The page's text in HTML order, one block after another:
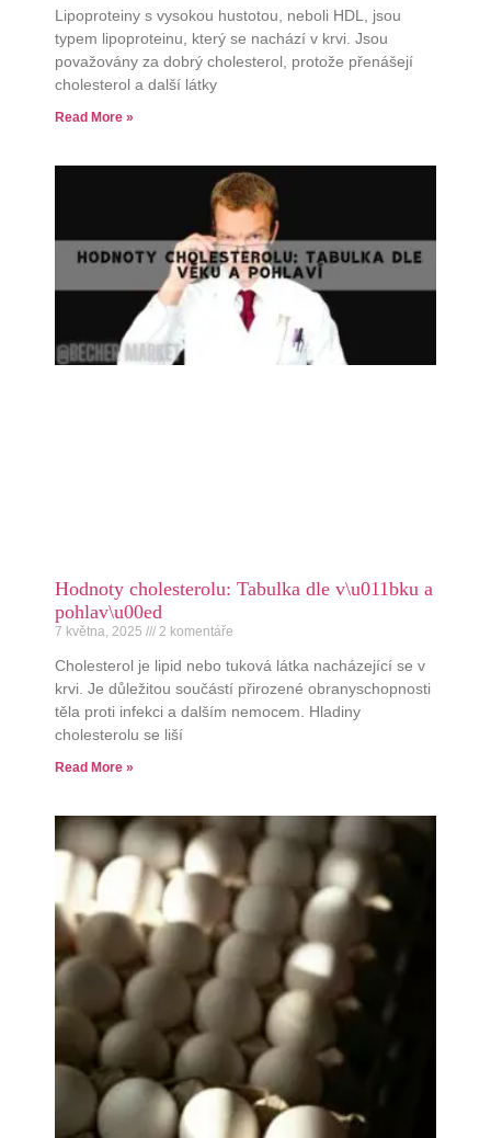
Lipoproteiny s vysokou hustotou, neboli HDL, jsou
typem lipoproteinu, který se nachází v krvi. Jsou
považovány za dobrý cholesterol, protože přenášejí
cholesterol a další látky
Read More »
Hodnoty cholesterolu: Tabulka dle v\u011bku a
pohlav\u00ed
7 května, 2025 2 komentáře
Cholesterol je lipid nebo tuková látka nacházející se v
krvi. Je důležitou součástí přirozené obranyschopnosti
těla proti infekci a dalším nemocem. Hladiny
cholesterolu se liší
Read More »